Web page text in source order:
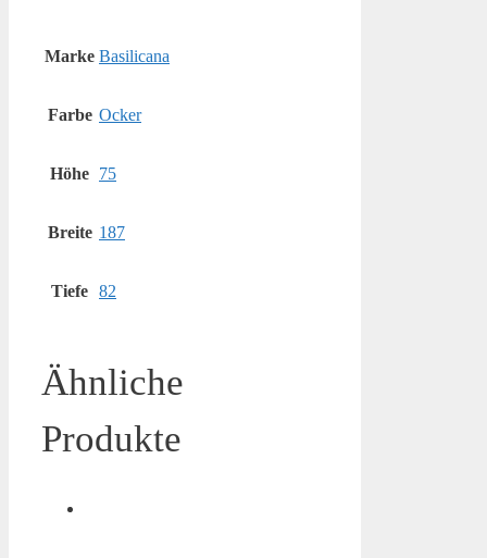
Marke Basilicana
Farbe Ocker
Höhe 75
Breite 187
Tiefe 82
Ähnliche
Produkte